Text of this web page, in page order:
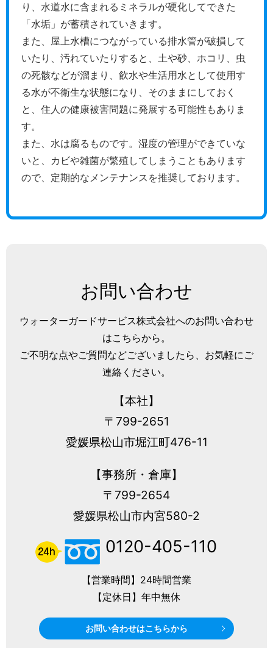
り、水道水に含まれるミネラルが硬化してできた
「水垢」が蓄積されていきます。
また、屋上水槽につながっている排水管が破損して
いたり、汚れていたりすると、土や砂、ホコリ、虫
の死骸などが溜まり、飲水や生活用水として使用す
る水が不衛生な状態になり、そのままにしておく
と、住人の健康被害問題に発展する可能性もありま
す。
また、水は腐るものです。湿度の管理ができていな
いと、カビや雑菌が繁殖してしまうこともあります
ので、定期的なメンテナンスを推奨しております。
お問い合わせ
ウォーターガードサービス株式会社へのお問い合わせ
はこちらから。
ご不明な点やご質問などございましたら、お気軽にご
連絡ください。
【本社】
〒799-2651
愛媛県松山市堀江町476-11
【事務所・倉庫】
〒799-2654
愛媛県松山市内宮580-2
0120-405-110
【営業時間】24時間営業
【定休日】年中無休
お問い合わせはこちらから